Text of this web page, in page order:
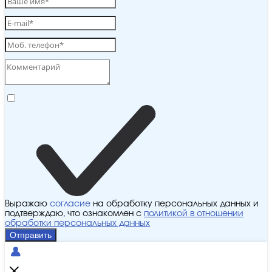
Выражаю согласие на обработку персональных данных и
подтверждаю, что ознакомлен с политикой в отношении
обработки персональных данных
Отправить